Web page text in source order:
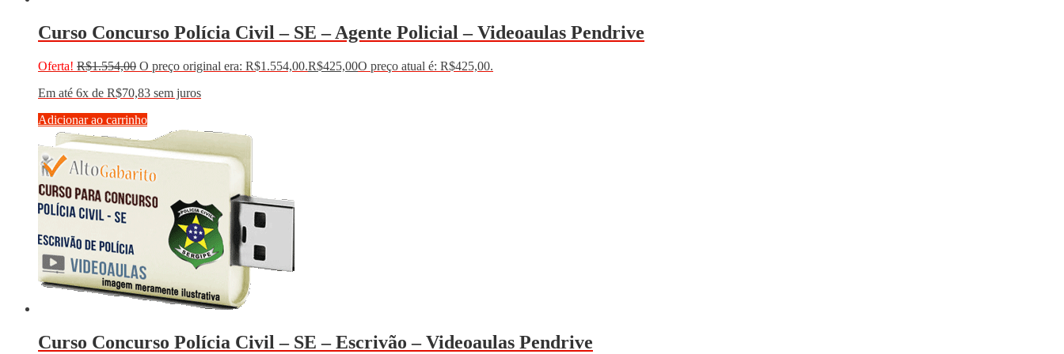
Curso Concurso Polícia Civil – SE – Agente Policial – Videoaulas Pendrive
Oferta! R$1.554,00 O preço original era: R$1.554,00.R$425,00O preço atual é: R$425,00.
Em até 6x de R$70,83 sem juros
Adicionar ao carrinho
Curso Concurso Polícia Civil – SE – Escrivão – Videoaulas Pendrive